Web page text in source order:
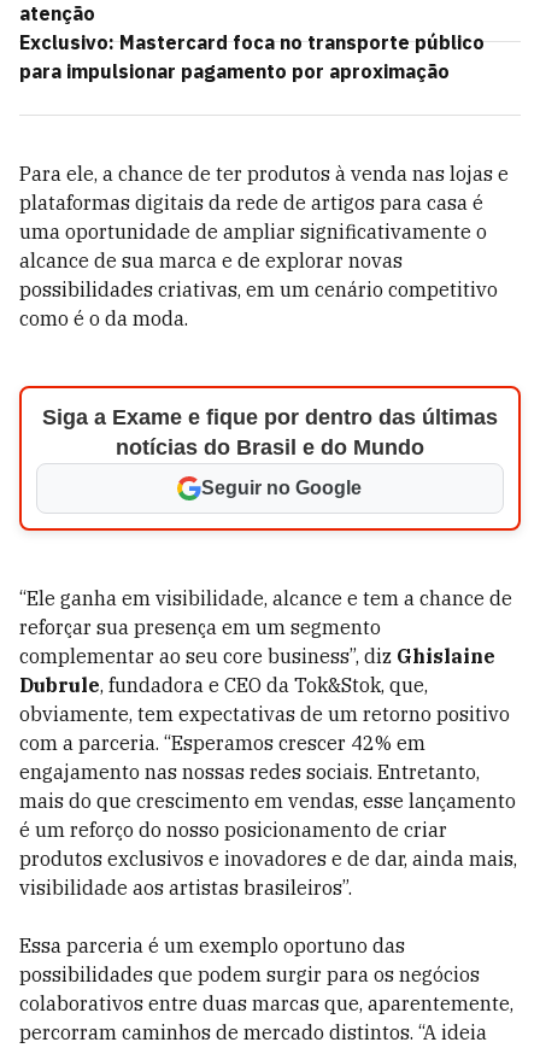
atenção
Exclusivo: Mastercard foca no transporte público
para impulsionar pagamento por aproximação
Para ele, a chance de ter produtos à venda nas lojas e
plataformas digitais da rede de artigos para casa é
uma oportunidade de ampliar significativamente o
alcance de sua marca e de explorar novas
possibilidades criativas, em um cenário competitivo
como é o da moda.
Siga a Exame e fique por dentro das últimas
notícias do Brasil e do Mundo
Seguir no Google
“Ele ganha em visibilidade, alcance e tem a chance de
reforçar sua presença em um segmento
complementar ao seu core business”, diz Ghislaine
Dubrule, fundadora e CEO da Tok&Stok, que,
obviamente, tem expectativas de um retorno positivo
com a parceria. “Esperamos crescer 42% em
engajamento nas nossas redes sociais. Entretanto,
mais do que crescimento em vendas, esse lançamento
é um reforço do nosso posicionamento de criar
produtos exclusivos e inovadores e de dar, ainda mais,
visibilidade aos artistas brasileiros”.
Essa parceria é um exemplo oportuno das
possibilidades que podem surgir para os negócios
colaborativos entre duas marcas que, aparentemente,
percorram caminhos de mercado distintos. “A ideia